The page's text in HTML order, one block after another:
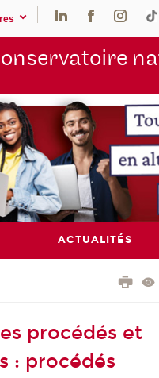
na
ACTUALITÉS
procédés et
: procédés